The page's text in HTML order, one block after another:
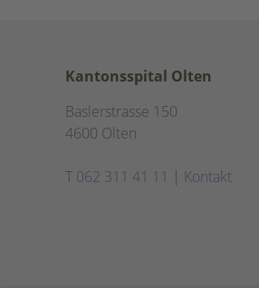
Kantonsspital Olten
Baslerstrasse 150
4600 Olten
T 062 311 41 11 | Kontakt